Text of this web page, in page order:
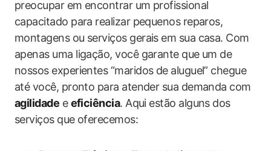
preocupar em encontrar um ‌profissional
capacitado para realizar pequenos reparos,
montagens ou serviços gerais‌ em sua casa. Com
apenas ‍uma ligação, você garante que um de⁤
nossos experientes “maridos de aluguel” chegue
até você, pronto para​ atender sua demanda com
agilidade eeficiência. Aqui estão alguns​ dos
serviços que oferecemos: